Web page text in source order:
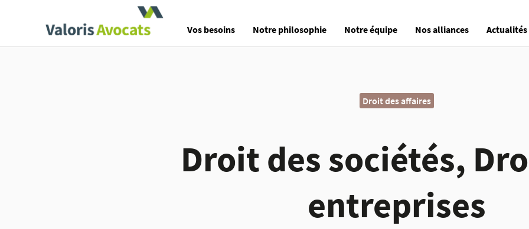
Vos besoins
Notre philosophie Notre équipe Nos alliances Actualités
Droit des affaires
Droit des sociétés,
entreprises